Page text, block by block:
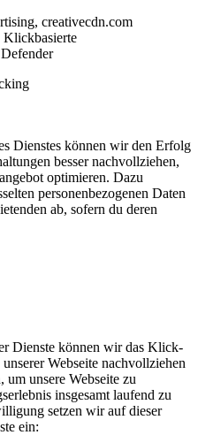
creativecdn.com
Dienstes können wir den Erfolg
besser nachvollziehen,
optimieren. Dazu
personenbezogenen Daten
ab, sofern du deren
Dienste können wir das Klick-
Webseite nachvollziehen
um unsere Webseite zu
insgesamt laufend zu
setzen wir auf dieser
ein: